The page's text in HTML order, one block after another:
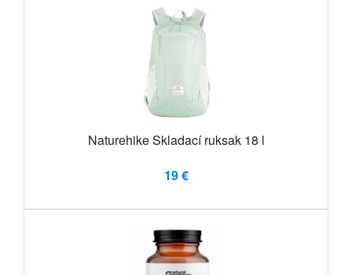
Naturehike Skladací ruksak 18 l
19 €